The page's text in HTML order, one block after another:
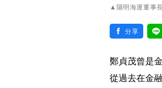
▲陽明海運董事
分享
鄭貞茂曾是
從過去在金